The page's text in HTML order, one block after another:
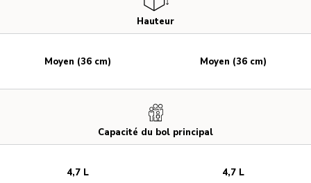
Hauteur
Capacité du bol principal
Moyen (36 cm)
4,7 L
Moyen (36 cm)
4,7 L